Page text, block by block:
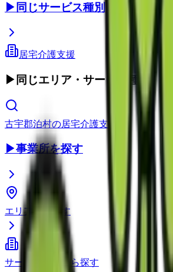
▶ 同じサービス種別
居宅介護支援
▶ 同じエリア・サービス種別
古宇郡泊村の居宅介護支援
▶事業所を探す
エリアから探す
サービス種別から探す